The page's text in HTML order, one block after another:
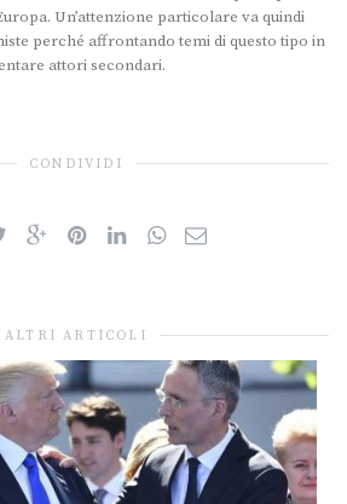
Un’attenzione particolare va quindi
perché affrontando temi di questo tipo in
attori secondari.
CONDIVIDI
ALTRI ARTICOLI